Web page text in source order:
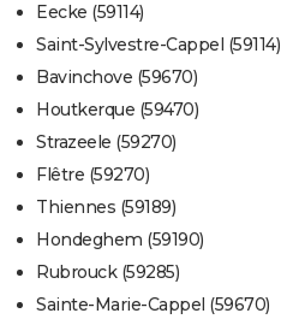
Eecke (59114)
Saint-Sylvestre-Cappel (59114)
Bavinchove (59670)
Houtkerque (59470)
Strazeele (59270)
Flêtre (59270)
Thiennes (59189)
Hondeghem (59190)
Rubrouck (59285)
Sainte-Marie-Cappel (59670)